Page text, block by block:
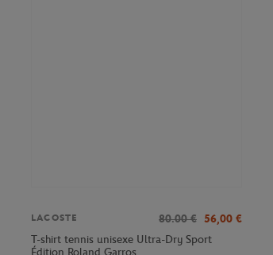
LACOSTE 80.00 € 56,00 €
T-shirt tennis unisexe Ultra-Dry Sport
Édition Roland Garros